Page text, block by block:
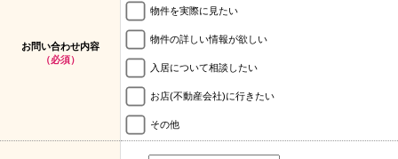
お問い合わせ内容
（必須）
物件を実際に見たい
物件の詳しい情報が欲しい
入居について相談したい
お店(不動産会社)に行きたい
その他